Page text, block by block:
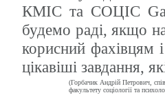
КМІС та СОЦІС
будемо раді, якщо
корисний фахівцям
цікавіші завдання,
(Горбачик Андрій Петрович,
факультету соціології та